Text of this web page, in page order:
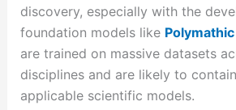
discovery, especially with the
foundation models like
are trained on massive datasets
disciplines and are likely to
applicable scientific models.